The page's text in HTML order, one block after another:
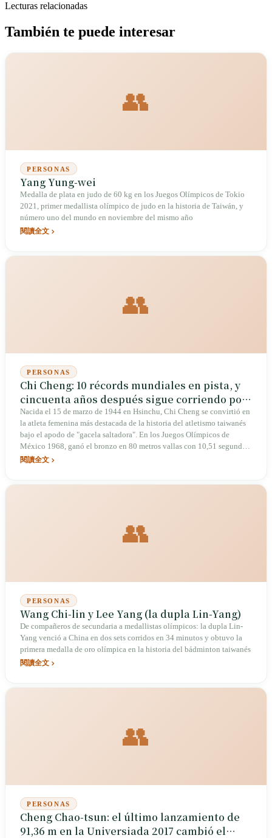
Lecturas relacionadas
También te puede interesar
👥
PERSONAS
Yang Yung-wei
Medalla de plata en judo de 60 kg en los Juegos Olímpicos de Tokio
2021, primer medallista olímpico de judo en la historia de Taiwán, y
número uno del mundo en noviembre del mismo año
閱讀全文
👥
PERSONAS
Chi Cheng: 10 récords mundiales en pista, y
cincuenta años después sigue corriendo por
el nombre de Taiwán
Nacida el 15 de marzo de 1944 en Hsinchu, Chi Cheng se convirtió en
la atleta femenina más destacada de la historia del atletismo taiwanés
bajo el apodo de "gacela saltadora". En los Juegos Olímpicos de
México 1968, ganó el bronzo en 80 metros vallas con 10,51 segundos,
la primera medalla olímpica femenina de atletismo para Taiwán; a lo
閱讀全文
👥
PERSONAS
Wang Chi-lin y Lee Yang (la dupla Lin-Yang)
De compañeros de secundaria a medallistas olímpicos: la dupla Lin-
Yang venció a China en dos sets corridos en 34 minutos y obtuvo la
primera medalla de oro olímpica en la historia del bádminton taiwanés
閱讀全文
👥
PERSONAS
Cheng Chao-tsun: el último lanzamiento de
91,36 m en la Universiada 2017 cambió el